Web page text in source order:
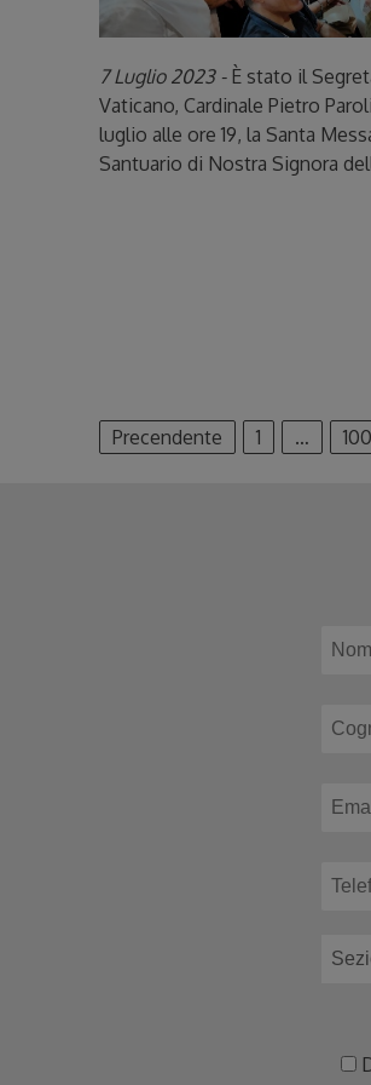
7 Luglio 2023 - È stato il
Vaticano, Cardinale Pietro
luglio alle ore 19, la Santa
Santuario di Nostra Signora
Navigazione
Precendente 1 … 100